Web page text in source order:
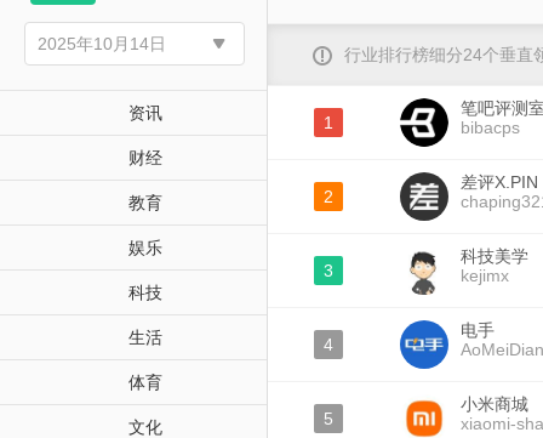
资讯
财经
教育
娱乐
科技
生活
体育
文化
行业排行榜细分24个垂直
1
笔吧评测
bibacps
2
差评X.PIN
3
科技美学
kejimx
4
电手
5
小米商城
xiaomi-